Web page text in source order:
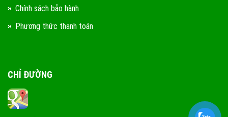
Chính sách bảo hành
Phương thức thanh toán
CHỈ ĐƯỜNG